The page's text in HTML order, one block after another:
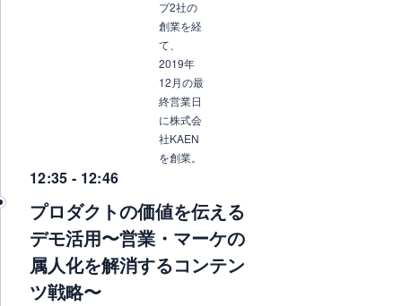
プ2社の
創業を経
て、
2019年
12月の最
終営業日
に株式会
社KAEN
を創業。
12:35 - 12:46
プロダクトの価値を伝える
デモ活用〜営業・マーケの
属人化を解消するコンテン
ツ戦略〜